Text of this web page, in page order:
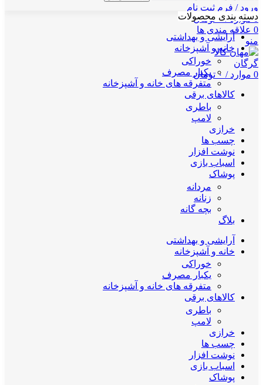
ورود / فرم ثبت نام
0 موارد / ۰ تومان
0 علاقه مندی ها
منو
0 موارد / ۰ تومان
دسته بندی محصولات
آرایشی و بهداشتی
خانه و آشپزخانه
خوراکی
یکبار مصرف
متفرقه های خانه و آشپزخانه
کالاهای برقی
باطری
لامپ
خرازی
چسب ها
نوشت افزار
اسباب بازی
پوشاک
مردانه
زنانه
بچه گانه
بلاگ
آرایشی و بهداشتی
خانه و آشپزخانه
خوراکی
یکبار مصرف
متفرقه های خانه و آشپزخانه
کالاهای برقی
باطری
لامپ
خرازی
چسب ها
نوشت افزار
اسباب بازی
پوشاک